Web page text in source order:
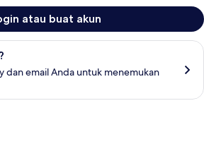
atau buat akun
dan email Anda untuk menemukan